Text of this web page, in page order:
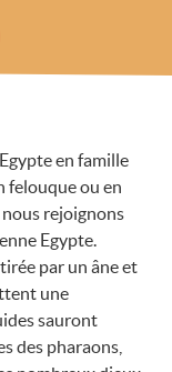
en famille
felouque ou en
rejoignons
Egypte.
par un âne et
une
sauront
des pharaons,